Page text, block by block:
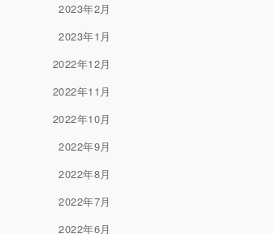
2023年2月
2023年1月
2022年12月
2022年11月
2022年10月
2022年9月
2022年8月
2022年7月
2022年6月